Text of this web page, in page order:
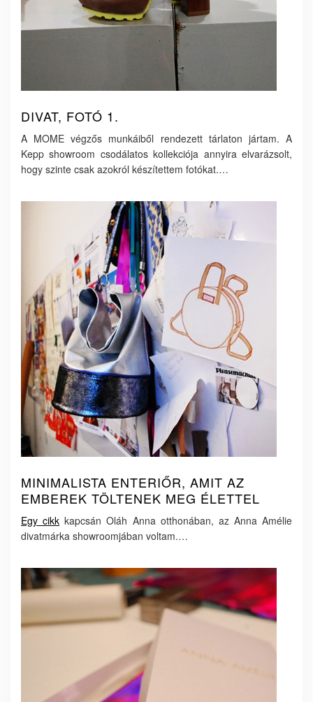
DIVAT, FOTÓ 1.
A MOME végzős munkáiből rendezett tárlaton jártam. A
Kepp showroom csodálatos kollekciója annyira elvarázsolt,
hogy szinte csak azokról készítettem fotókat.…
MINIMALISTA ENTERIŐR, AMIT AZ
EMBEREK TÖLTENEK MEG ÉLETTEL
Egy cikk kapcsán Oláh Anna otthonában, az Anna Amélie
divatmárka showroomjában voltam.…